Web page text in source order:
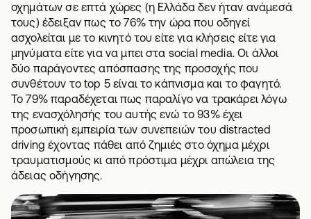
οχημάτων σε επτά χώρες (η Ελλάδα δεν ήταν ανάμεσά
τους) έδειξαν πως το 76% την ώρα που οδηγεί
ασχολείται με το κινητό του είτε για κλήσεις είτε για
μηνύματα είτε για να μπει στα social media. Οι άλλοι
δύο παράγοντες απόσπασης της προσοχής που
συνθέτουν το top 5 είναι το κάπνισμα και το φαγητό.
Το 79% παραδέχεται πως παραλίγο να τρακάρει λόγω
της ενασχόλησής του αυτής ενώ το 93% έχει
προσωπική εμπειρία των συνεπειών του distracted
driving έχοντας πάθει από ζημιές στο όχημα μέχρι
τραυματισμούς κι από πρόστιμα μέχρι απώλεια της
άδειας οδήγησης.